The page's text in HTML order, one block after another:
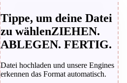
Tippe, um deine Datei
zu wählenZIEHEN.
ABLEGEN. FERTIG.
Datei hochladen und unsere Engines
erkennen das Format automatisch.